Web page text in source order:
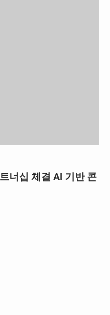
너십 체결 AI 기반 콘